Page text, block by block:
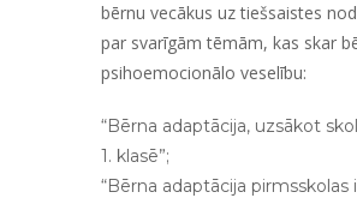
bērnu vecākus uz tiešsaistes
par svarīgām tēmām, kas skar
psihoemocionālo veselību:
“Bērna adaptācija, uzsākot
1. klasē”;
“Bērna adaptācija pirmsskolas